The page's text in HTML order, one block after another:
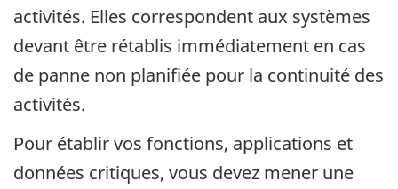
activités. Elles correspondent aux systèmes
devant être rétablis immédiatement en cas
de panne non planifiée pour la continuité des
activités.
Pour établir vos fonctions, applications et
données critiques, vous devez mener une